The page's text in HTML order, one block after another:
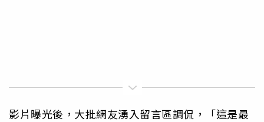
影片曝光後，大批網友湧入留言區調侃，「這是最